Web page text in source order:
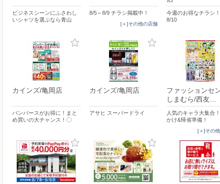
ビジネスシーンにふさわし
いシャツを選ぶなら青山
8/5～8/9 チラシ掲載中！
[＋]その他の店舗
今週のお得なチラシ
8/10
カインズ/亀岡店
パンパースがお得に！まと
め買いの大チャンス！〇
カインズ/亀岡店
アサヒ スーパードライ
ファッションセ
しまむら/西友…
人気のキャラ大集合
かけ&帰省準備！
[＋]その